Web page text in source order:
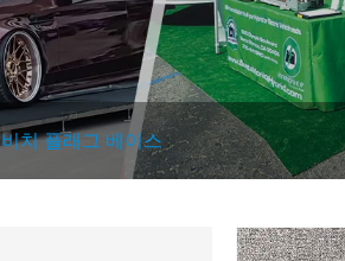
비치 플래그 베이스